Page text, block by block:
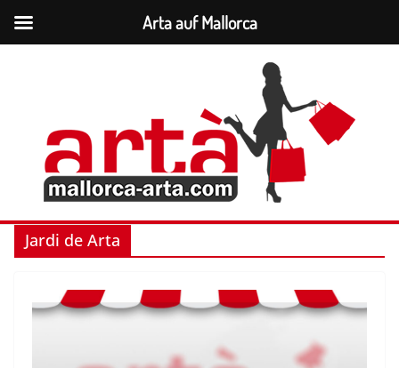
Jardi de Arta
Arta auf Mallorca